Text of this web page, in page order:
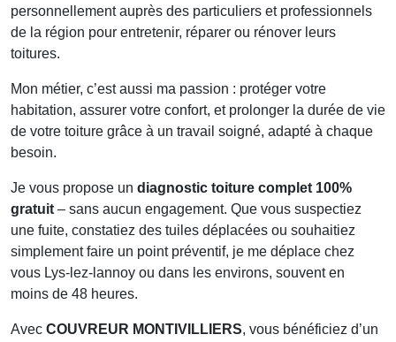
personnellement auprès des particuliers et professionnels
de la région pour entretenir, réparer ou rénover leurs
toitures.
Mon métier, c’est aussi ma passion : protéger votre
habitation, assurer votre confort, et prolonger la durée de vie
de votre toiture grâce à un travail soigné, adapté à chaque
besoin.
Je vous propose un diagnostic toiture complet 100%
gratuit – sans aucun engagement. Que vous suspectiez
une fuite, constatiez des tuiles déplacées ou souhaitiez
simplement faire un point préventif, je me déplace chez
vous Lys-lez-lannoy ou dans les environs, souvent en
moins de 48 heures.
Avec COUVREUR MONTIVILLIERS, vous bénéficiez d’un